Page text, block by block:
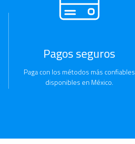
Pagos seguros
Paga con los métodos más confiables
disponibles en México.